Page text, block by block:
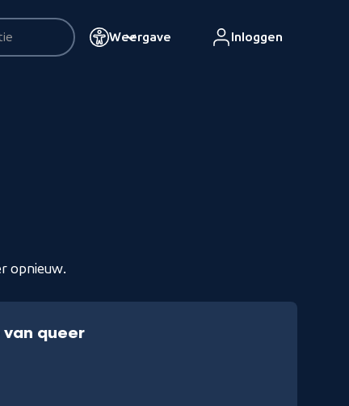
Weergave Inloggen
opnieuw.
queer